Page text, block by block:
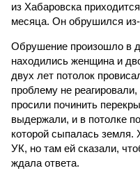
из Хабаровска
месяца. Он обрушился
Обрушение произошло в
находились женщина и
двух лет потолок
проблему не
просили починить
выдержали, и в потолке
которой сыпалась земля.
УК, но там ей сказали,
ждала ответа.